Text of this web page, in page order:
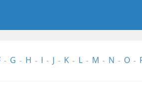
- G - H - I - J - K - L - M - N - O -